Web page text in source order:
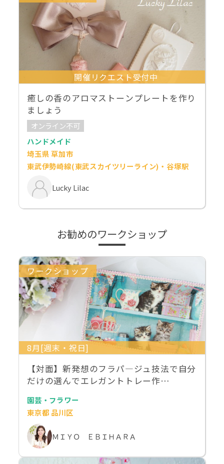
開催リクエスト受付中
癒しの香のアロマストーンプレートを作り
ましょう
オンライン不可
ハンドメイド
埼玉県 草加市
東武伊勢崎線(東武スカイツリーライン)・谷塚駅
Lucky Lilac
お勧めのワークショップ
ワークショップ
8月[週末・祝日]
【対面】新発想のフラパ―ジュ技法で自分
だけの選んでエレガントトレー作…
園芸・フラワー
東京都 品川区
ＭＩＹＯ ＥＢＩＨＡＲＡ